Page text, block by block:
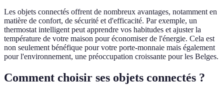
Les objets connectés offrent de nombreux avantages, notamment en
matière de confort, de sécurité et d'efficacité. Par exemple, un
thermostat intelligent peut apprendre vos habitudes et ajuster la
température de votre maison pour économiser de l'énergie. Cela est
non seulement bénéfique pour votre porte-monnaie mais également
pour l'environnement, une préoccupation croissante pour les Belges.
Comment choisir ses objets connectés ?